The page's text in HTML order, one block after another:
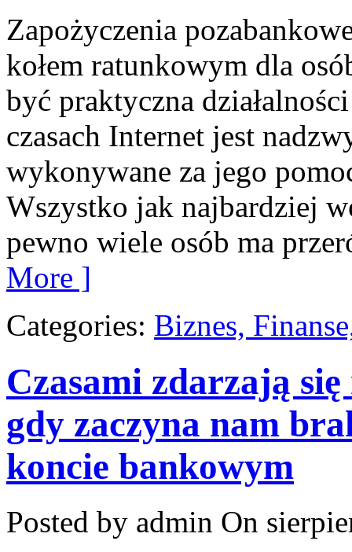
Zapożyczenia
kołem ratunkowym dla
być praktyczna
czasach Internet jest
wykonywane za jego
Wszystko jak najbardziej
pewno wiele osób ma
More ]
Categories: Biznes,
Czasami zdarzają
gdy zaczyna nam
koncie bankowym
Posted by admin On